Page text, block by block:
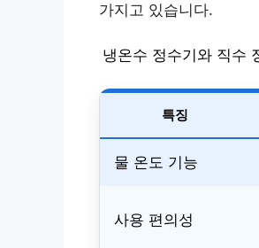
가지고 있습니다.
냉온수 정수기와 직수
특징
물 온도 기능
사용 편의성